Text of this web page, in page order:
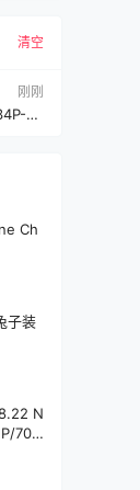
清空
刚刚
Ch
子装
N
701